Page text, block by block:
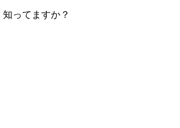
ってますか？